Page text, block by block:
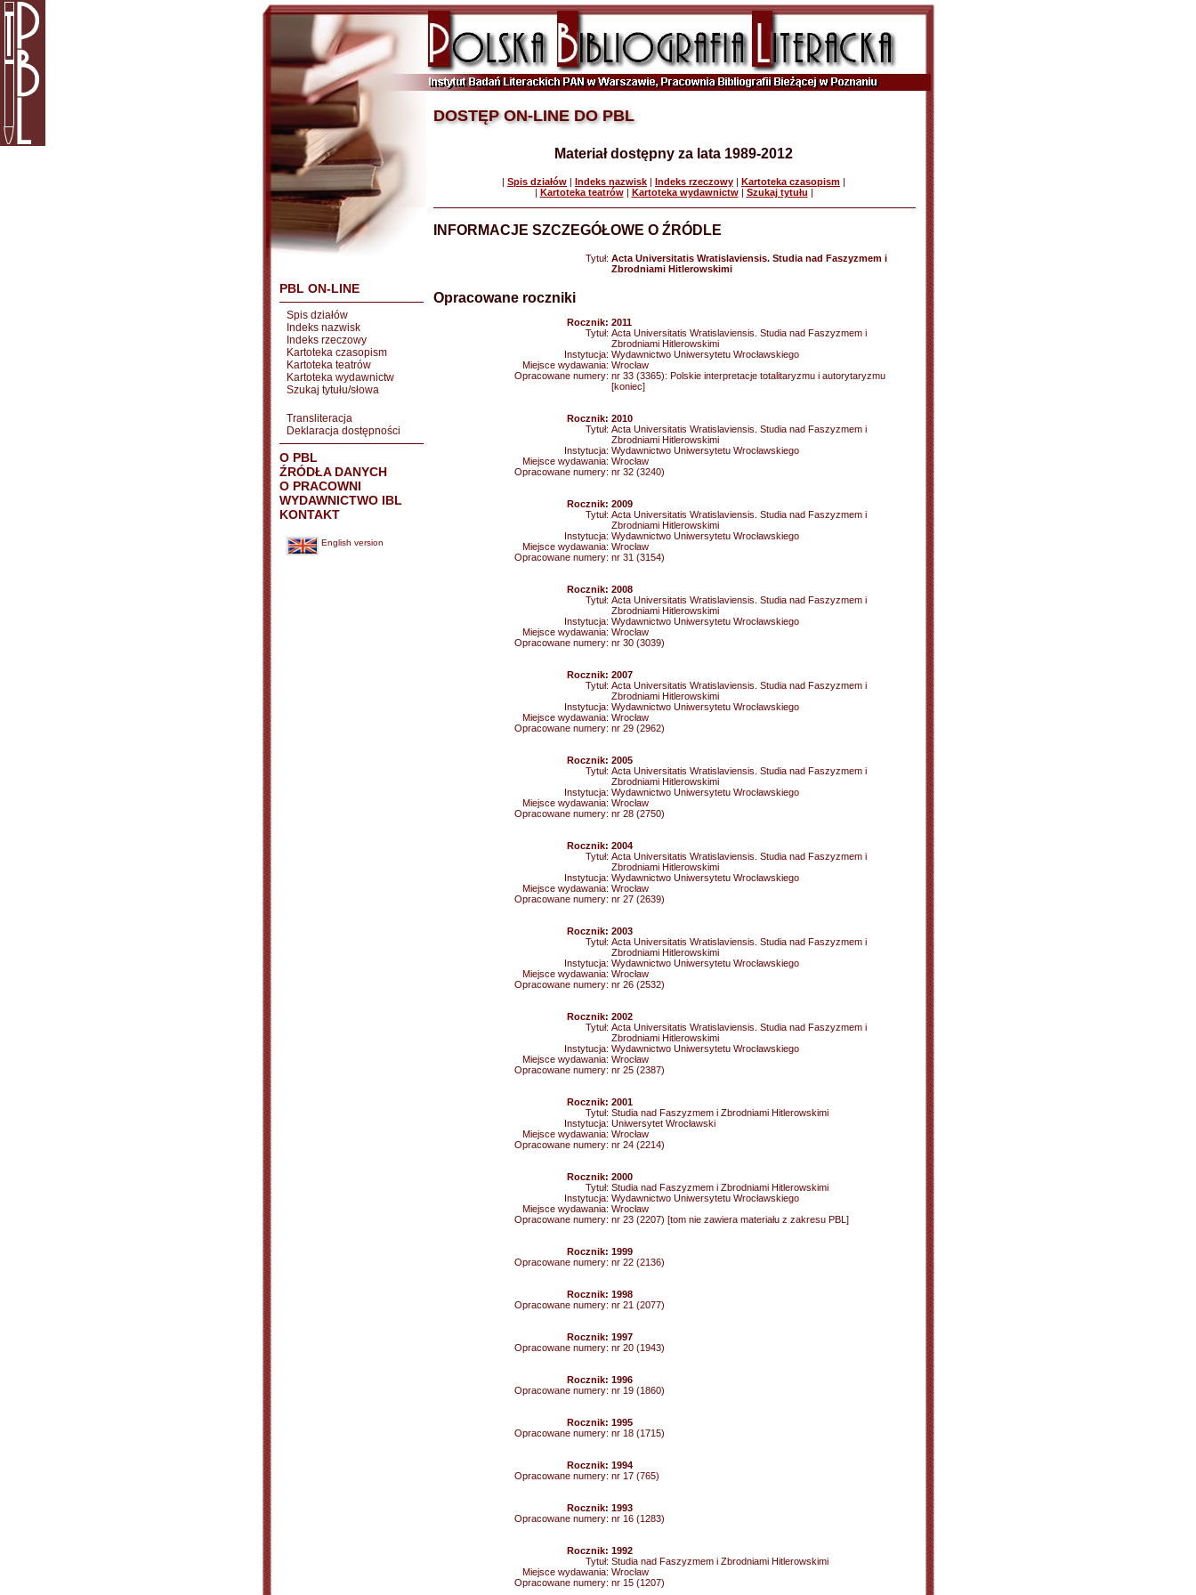
PBL ON-LINE
Spis działów
Indeks nazwisk
Indeks rzeczowy
Kartoteka czasopism
Kartoteka teatrów
Kartoteka wydawnictw
Szukaj tytułu/słowa
Transliteracja
Deklaracja dostępności
O PBL
ŹRÓDŁA DANYCH
O PRACOWNI
WYDAWNICTWO IBL
KONTAKT
English version
DOSTĘP ON-LINE DO PBL
Materiał dostępny za lata 1989-2012
| Spis działów | Indeks nazwisk | Indeks rzeczowy | Kartoteka czasopism |
| Kartoteka teatrów| Kartoteka wydawnictw| Szukaj tytułu |
INFORMACJE SZCZEGÓŁOWE O ŹRÓDLE
Tytuł: Acta Universitatis Wratislaviensis. Studia nad Faszyzmem i
Zbrodniami Hitlerowskimi
Opracowane roczniki
Rocznik: 2011
Tytuł: Acta Universitatis Wratislaviensis. Studia nad Faszyzmem i
Zbrodniami Hitlerowskimi
Instytucja: Wydawnictwo Uniwersytetu Wrocławskiego
Miejsce wydawania: Wrocław
Opracowane numery: nr 33 (3365): Polskie interpretacje totalitaryzmu i autorytaryzmu
[koniec]
Rocznik: 2010
Tytuł: Acta Universitatis Wratislaviensis. Studia nad Faszyzmem i
Zbrodniami Hitlerowskimi
Instytucja: Wydawnictwo Uniwersytetu Wrocławskiego
Miejsce wydawania: Wrocław
Opracowane numery: nr 32 (3240)
Rocznik: 2009
Tytuł: Acta Universitatis Wratislaviensis. Studia nad Faszyzmem i
Zbrodniami Hitlerowskimi
Instytucja: Wydawnictwo Uniwersytetu Wrocławskiego
Miejsce wydawania: Wrocław
Opracowane numery: nr 31 (3154)
Rocznik: 2008
Tytuł: Acta Universitatis Wratislaviensis. Studia nad Faszyzmem i
Zbrodniami Hitlerowskimi
Instytucja: Wydawnictwo Uniwersytetu Wrocławskiego
Miejsce wydawania: Wrocław
Opracowane numery: nr 30 (3039)
Rocznik: 2007
Tytuł: Acta Universitatis Wratislaviensis. Studia nad Faszyzmem i
Zbrodniami Hitlerowskimi
Instytucja: Wydawnictwo Uniwersytetu Wrocławskiego
Miejsce wydawania: Wrocław
Opracowane numery: nr 29 (2962)
Rocznik: 2005
Tytuł: Acta Universitatis Wratislaviensis. Studia nad Faszyzmem i
Zbrodniami Hitlerowskimi
Instytucja: Wydawnictwo Uniwersytetu Wrocławskiego
Miejsce wydawania: Wrocław
Opracowane numery: nr 28 (2750)
Rocznik: 2004
Tytuł: Acta Universitatis Wratislaviensis. Studia nad Faszyzmem i
Zbrodniami Hitlerowskimi
Instytucja: Wydawnictwo Uniwersytetu Wrocławskiego
Miejsce wydawania: Wrocław
Opracowane numery: nr 27 (2639)
Rocznik: 2003
Tytuł: Acta Universitatis Wratislaviensis. Studia nad Faszyzmem i
Zbrodniami Hitlerowskimi
Instytucja: Wydawnictwo Uniwersytetu Wrocławskiego
Miejsce wydawania: Wrocław
Opracowane numery: nr 26 (2532)
Rocznik: 2002
Tytuł: Acta Universitatis Wratislaviensis. Studia nad Faszyzmem i
Zbrodniami Hitlerowskimi
Instytucja: Wydawnictwo Uniwersytetu Wrocławskiego
Miejsce wydawania: Wrocław
Opracowane numery: nr 25 (2387)
Rocznik: 2001
Tytuł: Studia nad Faszyzmem i Zbrodniami Hitlerowskimi
Instytucja: Uniwersytet Wrocławski
Miejsce wydawania: Wrocław
Opracowane numery: nr 24 (2214)
Rocznik: 2000
Tytuł: Studia nad Faszyzmem i Zbrodniami Hitlerowskimi
Instytucja: Wydawnictwo Uniwersytetu Wrocławskiego
Miejsce wydawania: Wrocław
Opracowane numery: nr 23 (2207) [tom nie zawiera materiału z zakresu PBL]
Rocznik: 1999
Opracowane numery: nr 22 (2136)
Rocznik: 1998
Opracowane numery: nr 21 (2077)
Rocznik: 1997
Opracowane numery: nr 20 (1943)
Rocznik: 1996
Opracowane numery: nr 19 (1860)
Rocznik: 1995
Opracowane numery: nr 18 (1715)
Rocznik: 1994
Opracowane numery: nr 17 (765)
Rocznik: 1993
Opracowane numery: nr 16 (1283)
Rocznik: 1992
Tytuł: Studia nad Faszyzmem i Zbrodniami Hitlerowskimi
Miejsce wydawania: Wrocław
Opracowane numery: nr 15 (1207)